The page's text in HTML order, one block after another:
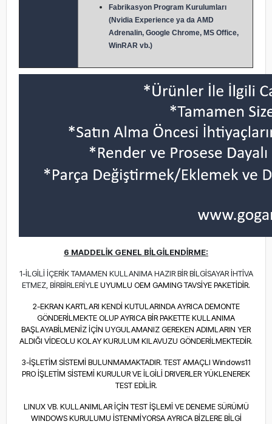
Fabrikasyon Program Kurulumları
(Nvidia Experience ya da AMD
Adrenalin, Google Chrome, MS Office,
WinRAR vb.)
6 MADDELİK GENEL BİLGİLENDİRME:
1-İLGİLİ İÇERİK TAMAMEN KULLANIMA HAZIR BİR BİLGİSAYAR İHTİVA
ETMEZ, BİRBİRLERİYLE UYUMLU OEM GAMING TAVSİYE PAKETİDİR.
2-EKRAN KARTLARI KENDİ KUTULARINDA AYRICA DEMONTE
GÖNDERİLMEKTE OLUP AYRICA BİR PAKETTE KULLANIMA
BAŞLAYABİLMENİZ İÇİN UYGULAMANIZ GEREKEN ADIMLARIN YER
ALDIĞI VİDEOLU KOLAY KURULUM KILAVUZU GÖNDERİLMEKTEDİR.
3-İŞLETİM SİSTEMİ BULUNMAMAKTADIR. TEST AMAÇLI Windows11
PRO İŞLETİM SİSTEMİ KURULUR VE İLGİLİ DRIVERLER YÜKLENEREK
TEST EDİLİR.
LINUX VB. KULLANIMLAR İÇİN TEST İŞLEMİ VE DENEME SÜRÜMÜ
WINDOWS KURULUMU İSTENMİYORSA AYRICA BİZLERE BİLGİ